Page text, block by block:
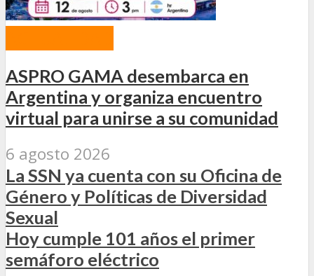
ASPRO GAMA desembarca en
Argentina y organiza encuentro
virtual para unirse a su comunidad
6 agosto 2026
La SSN ya cuenta con su Oficina de
Género y Políticas de Diversidad
Sexual
Hoy cumple 101 años el primer
semáforo eléctrico